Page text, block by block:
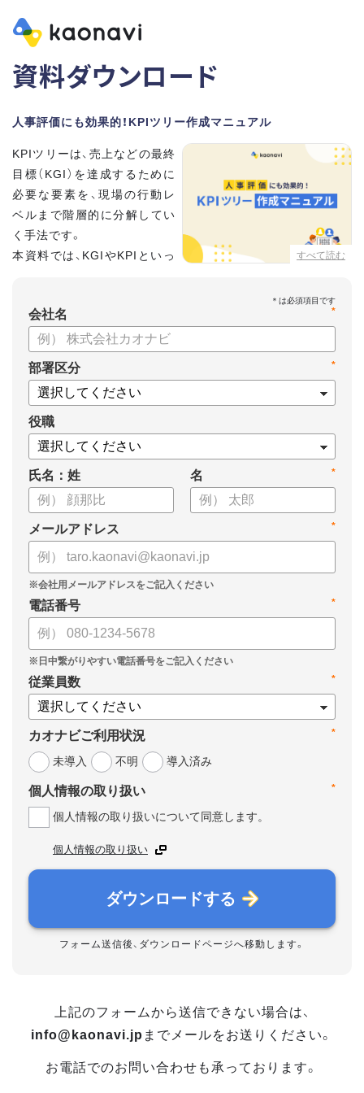
資料ダウンロード
人事評価にも効果的！KPIツリー作成マニュアル
すべて読む
KPIツリーは、売上などの最終
目標（KGI）を達成するために
必要な要素を、現場の行動レ
ベルまで階層的に分解してい
く手法です。
本資料では、KGIやKPIといっ
【資料の内容】
・KGI、KPIなどの用語をおさらい
・KPIツリーの作り方
・業種別のKPIツリー例
*
会社名
*
部署区分
役職
氏名：姓 *
名
*
メールアドレス
*
電話番号
*
従業員数
*
カオナビご利用状況
未導入
不明 導入済み
*
個人情報の取り扱い
個人情報の取り扱いについて同意します。
個人情報の取り扱い
ダウンロードする
フォーム送信後、ダウンロードページへ移動します。
上記のフォームから送信できない場合は、
info@kaonavi.jp までメールをお送りください。
お電話でのお問い合わせも承っております。